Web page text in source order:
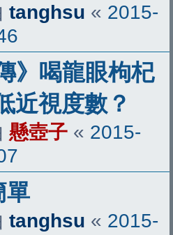
tanghsu « 2015-
》喝龍眼枸杞
視度數？
懸壺子 « 2015-
單
tanghsu « 2015-